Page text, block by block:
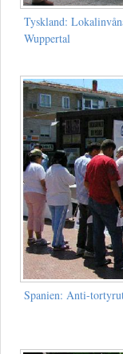
Tyskland:
Wuppertal
Spanien: Anti-